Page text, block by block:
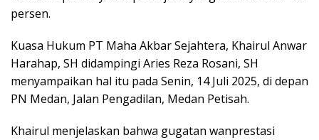
persen.
Kuasa Hukum PT Maha Akbar Sejahtera, Khairul Anwar
Harahap, SH didampingi Aries Reza Rosani, SH
menyampaikan hal itu pada Senin, 14 Juli 2025, di depan
PN Medan, Jalan Pengadilan, Medan Petisah.
Khairul menjelaskan bahwa gugatan wanprestasi